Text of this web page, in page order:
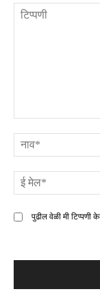
पुढील वेळी मी टिप्पणी